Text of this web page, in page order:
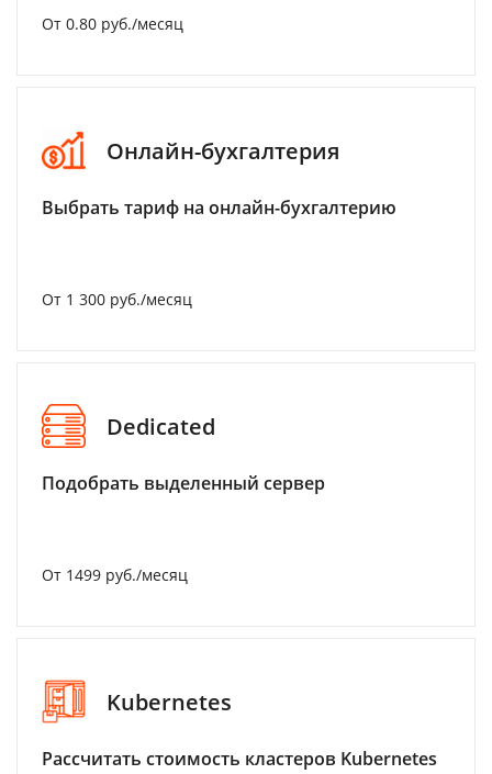
От 0.80 руб./месяц
Онлайн-бухгалтерия
Выбрать тариф на онлайн-бухгалтерию
От 1 300 руб./месяц
Dedicated
Подобрать выделенный сервер
От 1499 руб./месяц
Kubernetes
Рассчитать стоимость кластеров Kubernetes